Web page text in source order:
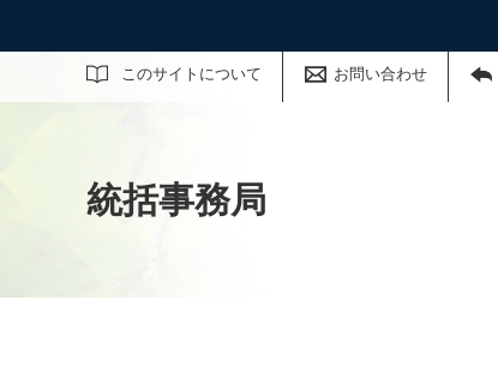
このサイトについて お問い合わせ
サイト内検索
統括事務局